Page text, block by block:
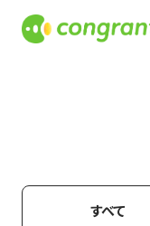
すべて